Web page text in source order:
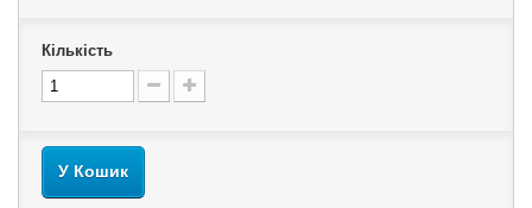
Кількість
У Кошик